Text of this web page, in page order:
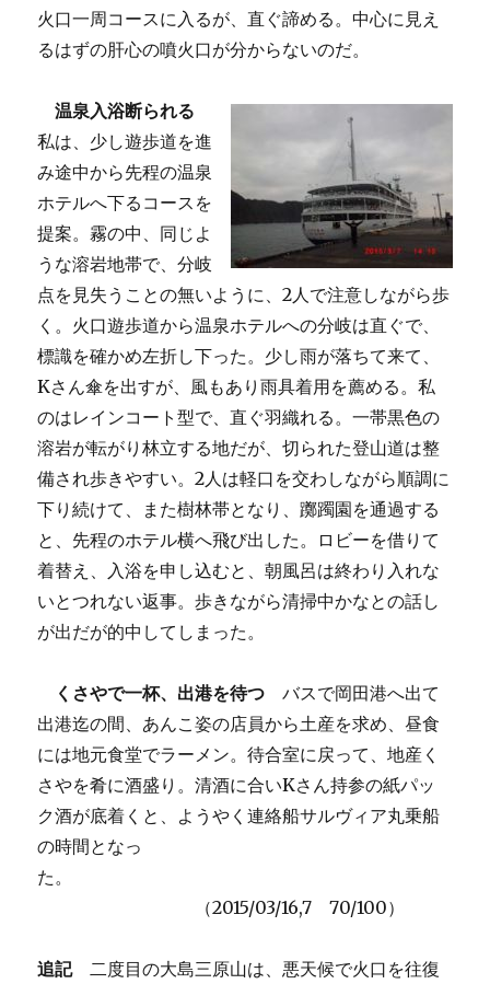
火口一周コースに入るが、直ぐ諦める。中心に見え
るはずの肝心の噴火口が分からないのだ。
温泉入浴断られる
私は、少し遊歩道を進
み途中から先程の温泉
ホテルへ下るコースを
提案。霧の中、同じよ
うな溶岩地帯で、分岐
点を見失うことの無いように、2人で注意しながら歩
く。火口遊歩道から温泉ホテルへの分岐は直ぐで、
標識を確かめ左折し下った。少し雨が落ちて来て、
Kさん傘を出すが、風もあり雨具着用を薦める。私
のはレインコート型で、直ぐ羽織れる。一帯黒色の
溶岩が転がり林立する地だが、切られた登山道は整
備され歩きやすい。2人は軽口を交わしながら順調に
下り続けて、また樹林帯となり、躑躅園を通過する
と、先程のホテル横へ飛び出した。ロビーを借りて
着替え、入浴を申し込むと、朝風呂は終わり入れな
いとつれない返事。歩きながら清掃中かなとの話し
が出だが的中してしまった。
くさやで一杯、出港を待つ バスで岡田港へ出て
出港迄の間、あんこ姿の店員から土産を求め、昼食
には地元食堂でラーメン。待合室に戻って、地産く
さやを肴に酒盛り。清酒に合いKさん持参の紙パッ
ク酒が底着くと、ようやく連絡船サルヴィア丸乗船
の時間となっ
た。
（2015/03/16,7 70/100）
追記二度目の大島三原山は、悪天候で火口を往復